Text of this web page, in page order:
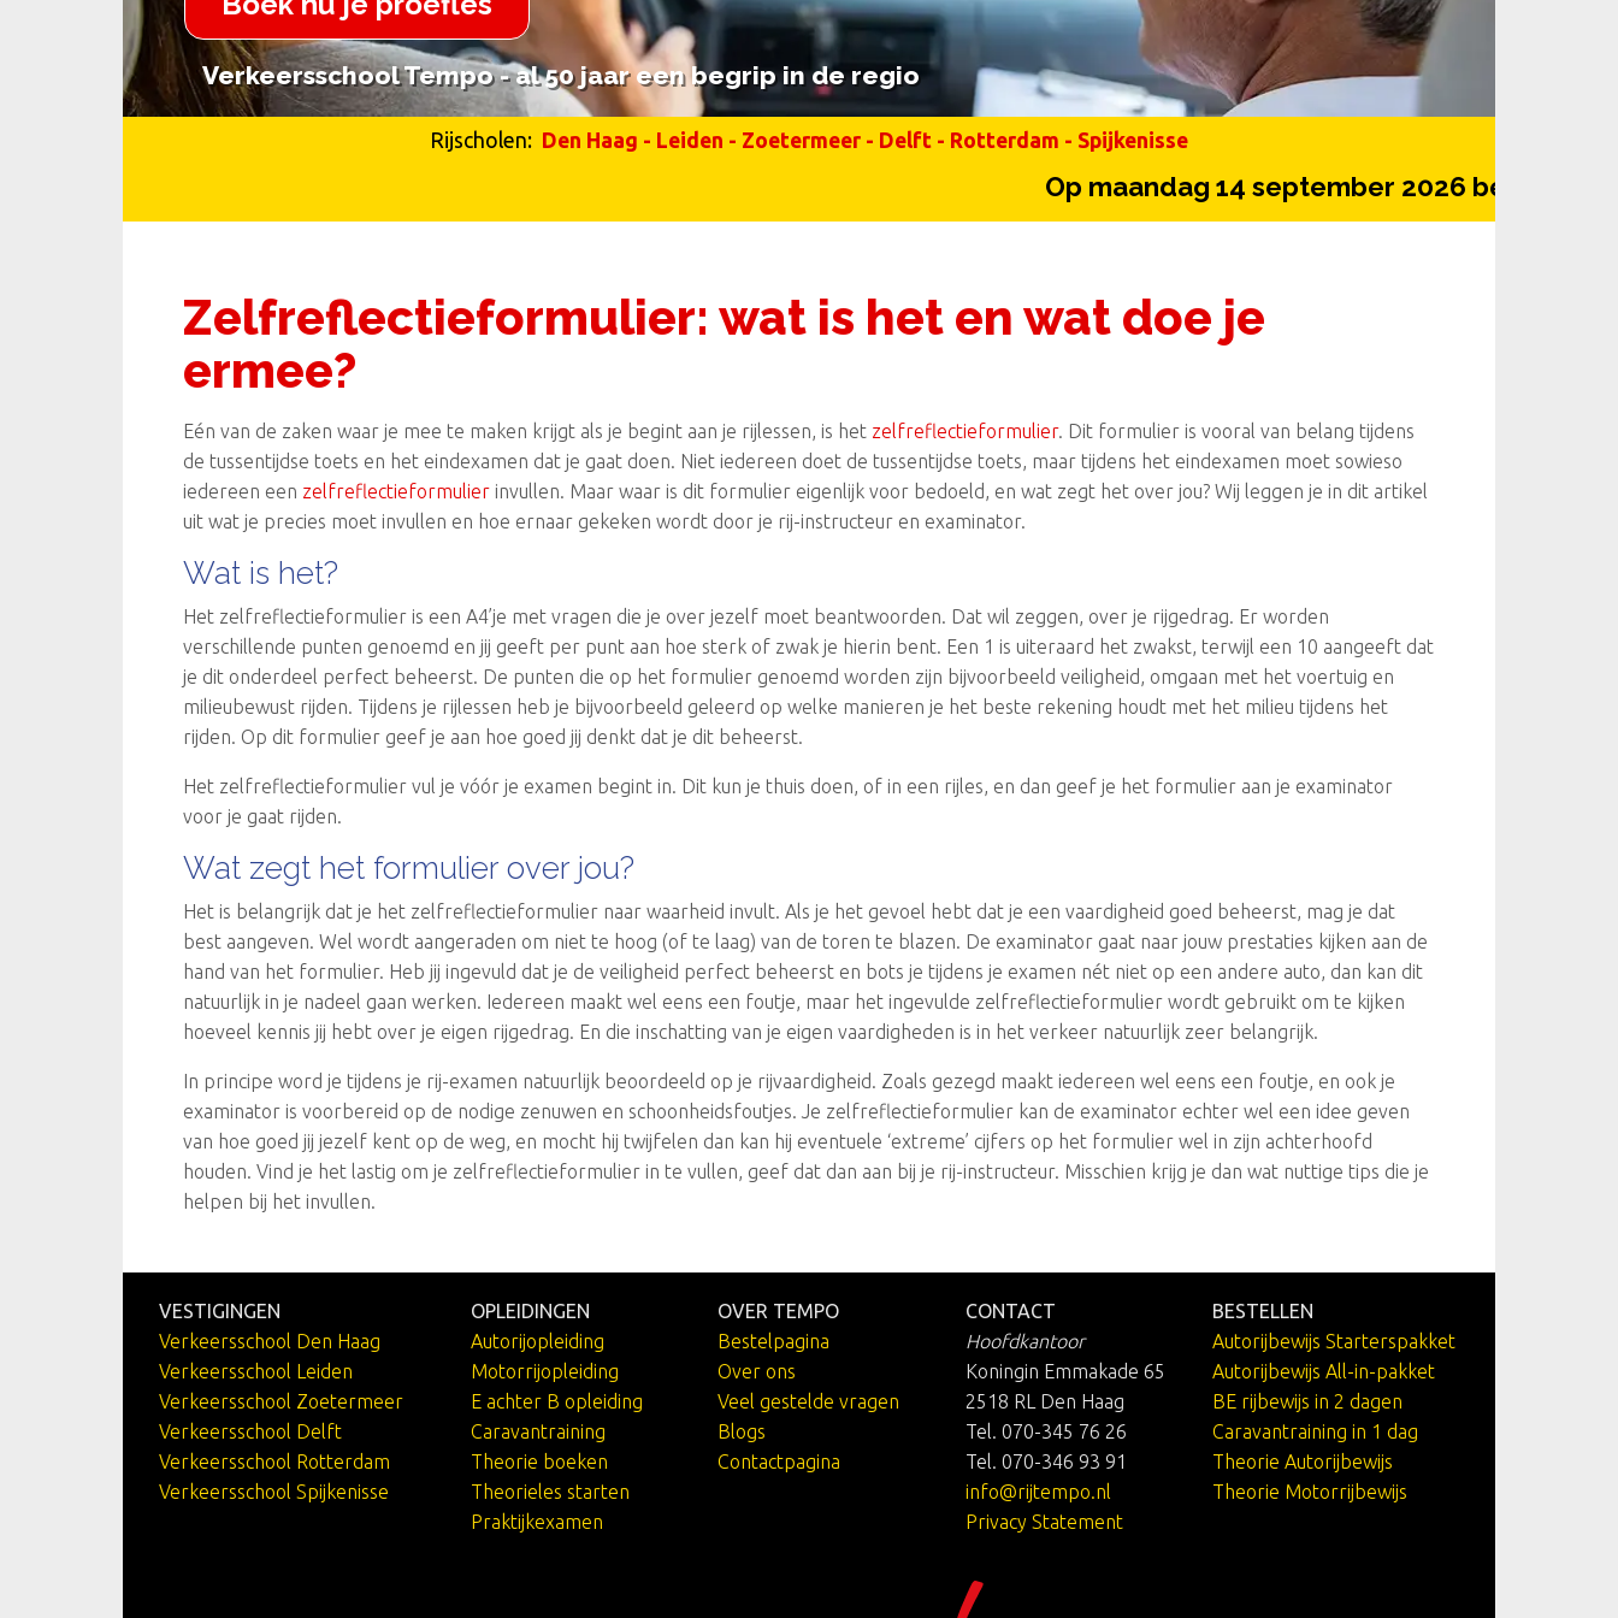
Verkeersschool Tempo - al 50 jaar een begrip in de regio
Verkeersschool Tempo - al 50 jaar een begrip in de regio
Rijscholen: Den Haag - Leiden - Zoetermeer - Delft - Rotterdam - Spijkenisse
Op maandag 14 september 2026 begint onze
Zelfreflectieformulier: wat is het en wat doe je
ermee?
Eén van de zaken waar je mee te maken krijgt als je begint aan je rijlessen, is het zelfreflectieformulier. Dit formulier is vooral van belang tijdens
de tussentijdse toets en het eindexamen dat je gaat doen. Niet iedereen doet de tussentijdse toets, maar tijdens het eindexamen moet sowieso
iedereen een zelfreflectieformulier invullen. Maar waar is dit formulier eigenlijk voor bedoeld, en wat zegt het over jou? Wij leggen je in dit artikel
uit wat je precies moet invullen en hoe ernaar gekeken wordt door je rij-instructeur en examinator.
Wat is het?
Het zelfreflectieformulier is een A4’je met vragen die je over jezelf moet beantwoorden. Dat wil zeggen, over je rijgedrag. Er worden
verschillende punten genoemd en jij geeft per punt aan hoe sterk of zwak je hierin bent. Een 1 is uiteraard het zwakst, terwijl een 10 aangeeft dat
je dit onderdeel perfect beheerst. De punten die op het formulier genoemd worden zijn bijvoorbeeld veiligheid, omgaan met het voertuig en
milieubewust rijden. Tijdens je rijlessen heb je bijvoorbeeld geleerd op welke manieren je het beste rekening houdt met het milieu tijdens het
rijden. Op dit formulier geef je aan hoe goed jij denkt dat je dit beheerst.
Het zelfreflectieformulier vul je vóór je examen begint in. Dit kun je thuis doen, of in een rijles, en dan geef je het formulier aan je examinator
voor je gaat rijden.
Wat zegt het formulier over jou?
Het is belangrijk dat je het zelfreflectieformulier naar waarheid invult. Als je het gevoel hebt dat je een vaardigheid goed beheerst, mag je dat
best aangeven. Wel wordt aangeraden om niet te hoog (of te laag) van de toren te blazen. De examinator gaat naar jouw prestaties kijken aan de
hand van het formulier. Heb jij ingevuld dat je de veiligheid perfect beheerst en bots je tijdens je examen nét niet op een andere auto, dan kan dit
natuurlijk in je nadeel gaan werken. Iedereen maakt wel eens een foutje, maar het ingevulde zelfreflectieformulier wordt gebruikt om te kijken
hoeveel kennis jij hebt over je eigen rijgedrag. En die inschatting van je eigen vaardigheden is in het verkeer natuurlijk zeer belangrijk.
In principe word je tijdens je rij-examen natuurlijk beoordeeld op je rijvaardigheid. Zoals gezegd maakt iedereen wel eens een foutje, en ook je
examinator is voorbereid op de nodige zenuwen en schoonheidsfoutjes. Je zelfreflectieformulier kan de examinator echter wel een idee geven
van hoe goed jij jezelf kent op de weg, en mocht hij twijfelen dan kan hij eventuele ‘extreme’ cijfers op het formulier wel in zijn achterhoofd
houden. Vind je het lastig om je zelfreflectieformulier in te vullen, geef dat dan aan bij je rij-instructeur. Misschien krijg je dan wat nuttige tips die je
helpen bij het invullen.
VESTIGINGEN
Verkeersschool Den Haag
Verkeersschool Leiden
Verkeersschool Zoetermeer
Verkeersschool Delft
Verkeersschool Rotterdam
Verkeersschool Spijkenisse
OPLEIDINGEN
Autorijopleiding
Motorrijopleiding
E achter B opleiding
Caravantraining
Theorie boeken
Theorieles starten
Praktijkexamen
OVER TEMPO
Bestelpagina
Over ons
Veel gestelde vragen
Blogs
Contactpagina
CONTACT
Hoofdkantoor
Koningin Emmakade 65
2518 RL Den Haag
Tel. 070-345 76 26
Tel. 070-346 93 91
info@rijtempo.nl
Privacy Statement
BESTELLEN
Autorijbewijs Starterspakket
Autorijbewijs All-in-pakket
BE rijbewijs in 2 dagen
Caravantraining in 1 dag
Theorie Autorijbewijs
Theorie Motorrijbewijs